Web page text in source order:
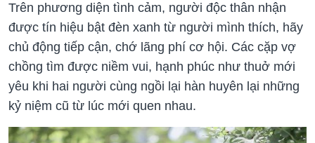
Trên phương diện tình cảm, người độc thân nhận
được tín hiệu bật đèn xanh từ người mình thích, hãy
chủ động tiếp cận, chớ lãng phí cơ hội. Các cặp vợ
chồng tìm được niềm vui, hạnh phúc như thuở mới
yêu khi hai người cùng ngồi lại hàn huyên lại những
kỷ niệm cũ từ lúc mới quen nhau.